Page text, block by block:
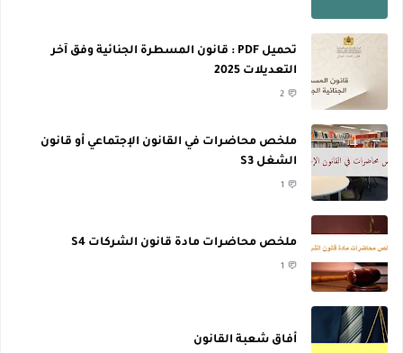
تحميل PDF : قانون المسطرة الجنائية وفق آخر
التعديلات 2025
2
ملخص محاضرات في القانون الإجتماعي أو قانون
الشغل S3
1
ملخص محاضرات مادة قانون الشركات S4
1
أفاق شعبة القانون